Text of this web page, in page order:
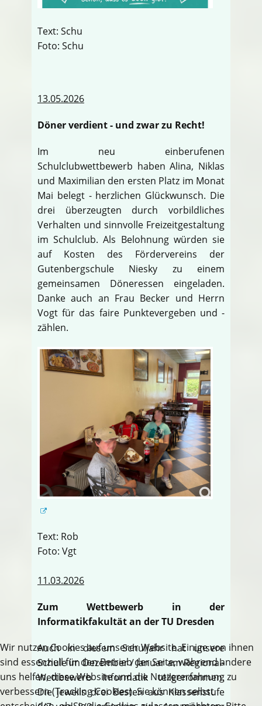
Text: Schu
Foto: Schu
13.05.2026
Döner verdient - und zwar zu Recht!
Im neu einberufenen
Schulclubwettbewerb haben Alina, Niklas
und Maximilian den ersten Platz im Monat
Mai belegt - herzlichen Glückwunsch. Die
drei überzeugten durch vorbildliches
Verhalten und sinnvolle Freizeitgestaltung
im Schulclub. Als Belohnung würden sie
auf Kosten des Fördervereins der
Gutenbergschule Niesky zu einem
gemeinsamen Döneressen eingeladen.
Danke auch an Frau Becker und Herrn
Vogt für das faire Punktevergeben und -
zählen.
Text: Rob
Foto: Vgt
11.03.2026
Zum Wettbewerb in der
Informatikfakultät an der TU Dresden
Auch in diesem Schuljahr hat unsere
Schule im Dezember / Januar am Regional-
Wettbewerb Informatik teilgenommen.
Die jeweils drei Besten aus Klassenstufe
Wir nutzen Cookies auf unserer Website. Einige von ihnen
sind essenziell für den Betrieb der Seite, während andere
uns helfen, diese Website und die Nutzererfahrung zu
verbessern (Tracking Cookies). Sie können selbst